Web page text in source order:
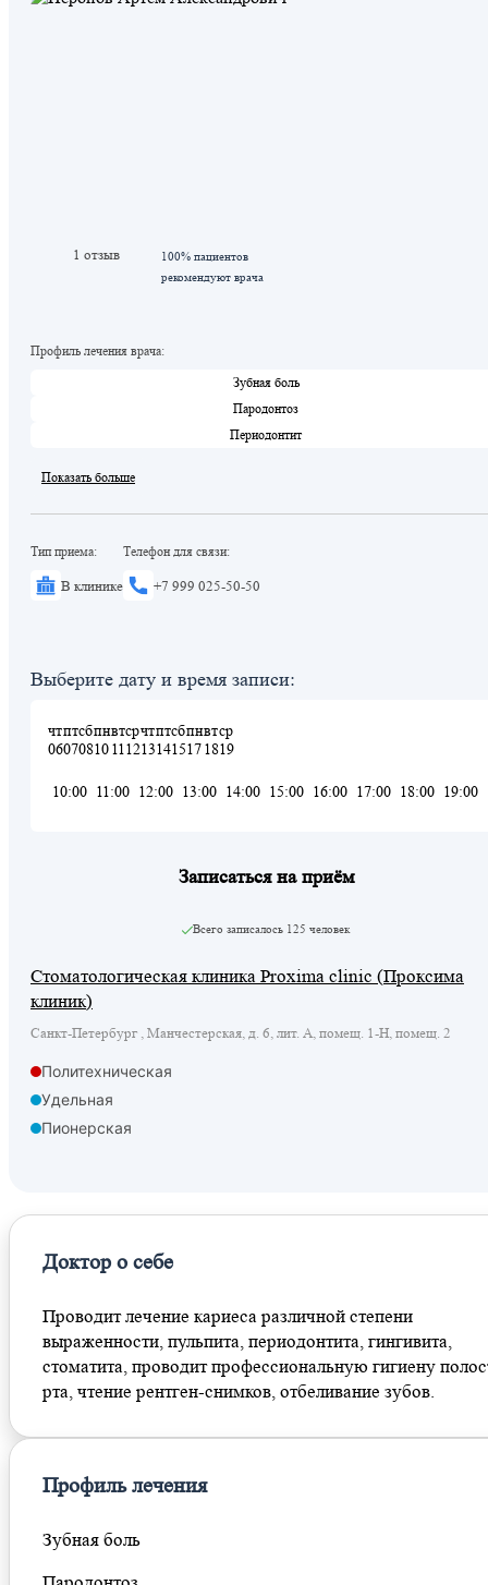
1 отзыв
100% пациентов
рекомендуют врача
Профиль лечения врача:
Зубная боль
Пародонтоз
Периодонтит
Показать больше
Тип приема:
В клинике
Телефон для связи:
+7 999 025-50-50
Выберите дату и время записи:
чт
06
пт
07
сб
08
пн
10
вт
11
ср
12
чт
13
пт
14
сб
15
пн
17
вт
18
ср
19
10:00 11:00 12:00 13:00 14:00 15:00 16:00 17:00 18:00 19:00
Записаться на приём
Всего записалось 125 человек
Стоматологическая клиника Proxima clinic (Проксима
клиник)
Санкт-Петербург , Манчестерская, д. 6, лит. А, помещ. 1-Н, помещ. 2
Политехническая
Удельная
Пионерская
Доктор о себе
Проводит лечение кариеса различной степени
выраженности, пульпита, периодонтита, гингивита,
стоматита, проводит профессиональную гигиену
рта, чтение рентген-снимков, отбеливание зубов.
Профиль лечения
Зубная боль